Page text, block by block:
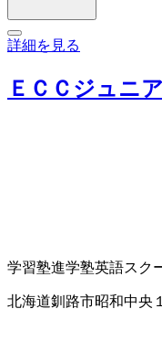
詳細を見る
ＥＣＣジュニ
学習塾進学塾英語スク
北海道釧路市昭和中央